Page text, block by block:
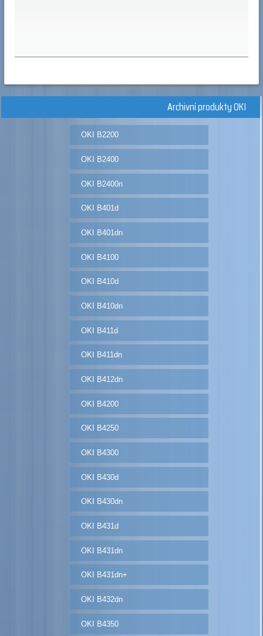
Archivní produkty OKI
OKI B2200
OKI B2400
OKI B2400n
OKI B401d
OKI B401dn
OKI B4100
OKI B410d
OKI B410dn
OKI B411d
OKI B411dn
OKI B412dn
OKI B4200
OKI B4250
OKI B4300
OKI B430d
OKI B430dn
OKI B431d
OKI B431dn
OKI B431dn+
OKI B432dn
OKI B4350